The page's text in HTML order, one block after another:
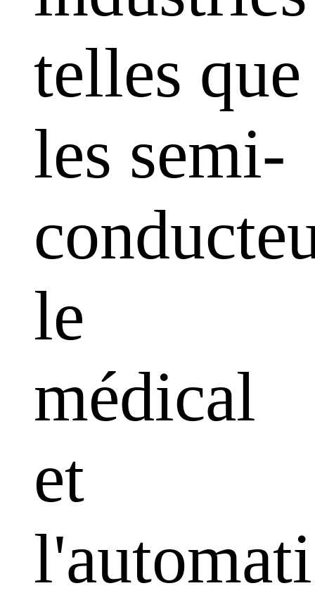
telles que
les semi-
le
médical
et